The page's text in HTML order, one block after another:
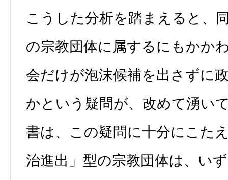
こうした分析を踏まえると、
の宗教団体に属するにもかか
会だけが泡沫候補を出さずに
かという疑問が、改めて湧い
書は、この疑問に十分にこた
治進出」型の宗教団体は、い